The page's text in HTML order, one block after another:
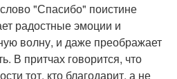
"Спасибо" поистине
радостные эмоции и
волну, и даже преображает
В притчах говорится, что
тот, кто благодарит, а не